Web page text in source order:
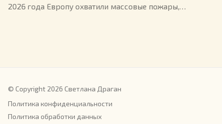
2026 года Европу охватили массовые пожары,
© Copyright 2026 Светлана Драган
Политика конфиденциальности
Политика обработки данных